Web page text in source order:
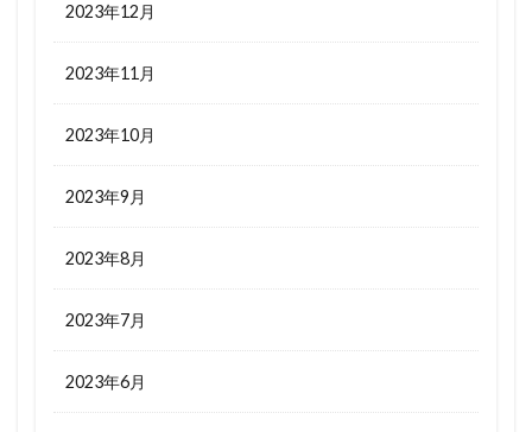
2023年12月
2023年11月
2023年10月
2023年9月
2023年8月
2023年7月
2023年6月